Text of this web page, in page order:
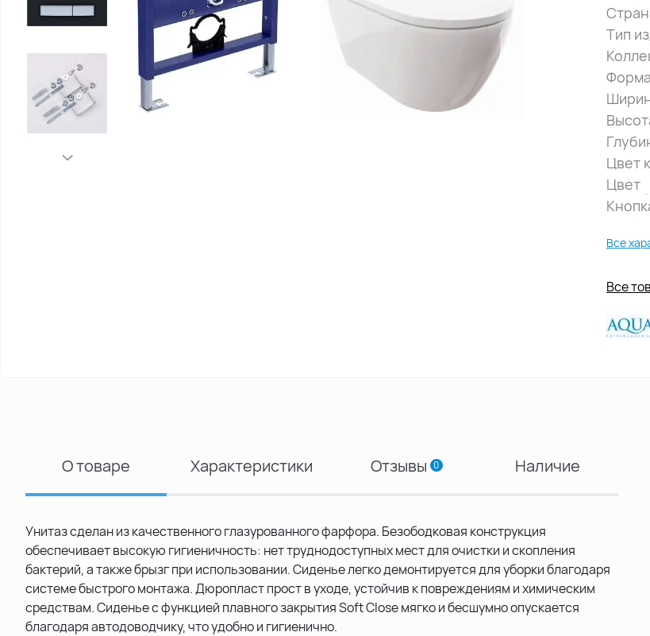
Тип
Форма
Цвет
Цвет
Все
Все
О товаре Характеристики Отзывы 0 Наличие
Унитаз сделан из качественного глазурованного фарфора. Безободковая конструкция
обеспечивает высокую гигиеничность: нет труднодоступных мест для очистки и скопления
бактерий, а также брызг при использовании. Сиденье легко демонтируется для уборки благодаря
системе быстрого монтажа. Дюропласт прост в уходе, устойчив к повреждениям и химическим
средствам. Сиденье с функцией плавного закрытия Soft Close мягко и бесшумно опускается
благодаря автодоводчику, что удобно и гигиенично.